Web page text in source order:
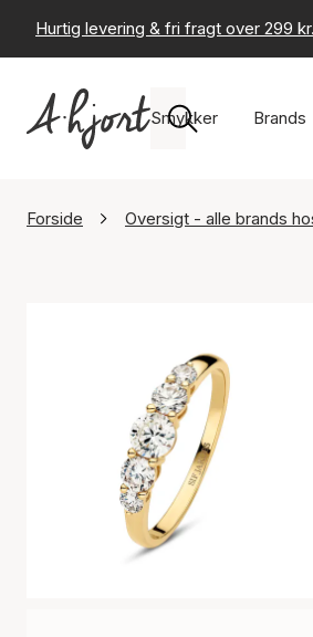
Hurtig levering & fri fragt over 299 kr.
Smykker Brands
Forside Oversigt - alle brands